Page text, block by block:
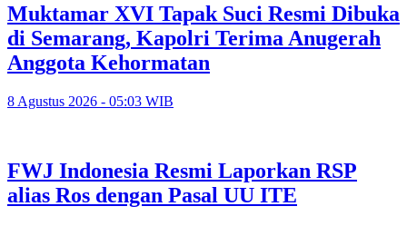
Muktamar XVI Tapak Suci Resmi Dibuka
di Semarang, Kapolri Terima Anugerah
Anggota Kehormatan
8 Agustus 2026 - 05:03 WIB
FWJ Indonesia Resmi Laporkan RSP
alias Ros dengan Pasal UU ITE